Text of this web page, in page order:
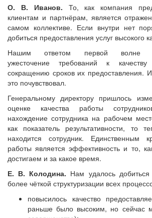
О. В. Иванов. То, как компания
клиентам и партнёрам, является
самом коллективе. Если внутри нет
добиться предоставления услуг высокого
Нашим ответом первой волне
ужесточение требований к
сокращению сроков их предоставления.
это почувствовал.
Генеральному директору пришлось
оценке качества работы
нахождение сотрудника на рабочем
как показатель результативности, то
находится сотрудник. Единственным
работы является эффективность и то,
достигаем и за какое время.
Е. В. Колодина. Нам удалось
более чёткой структуризации всех
повысилось качество
раньше было высоким, но сейчас